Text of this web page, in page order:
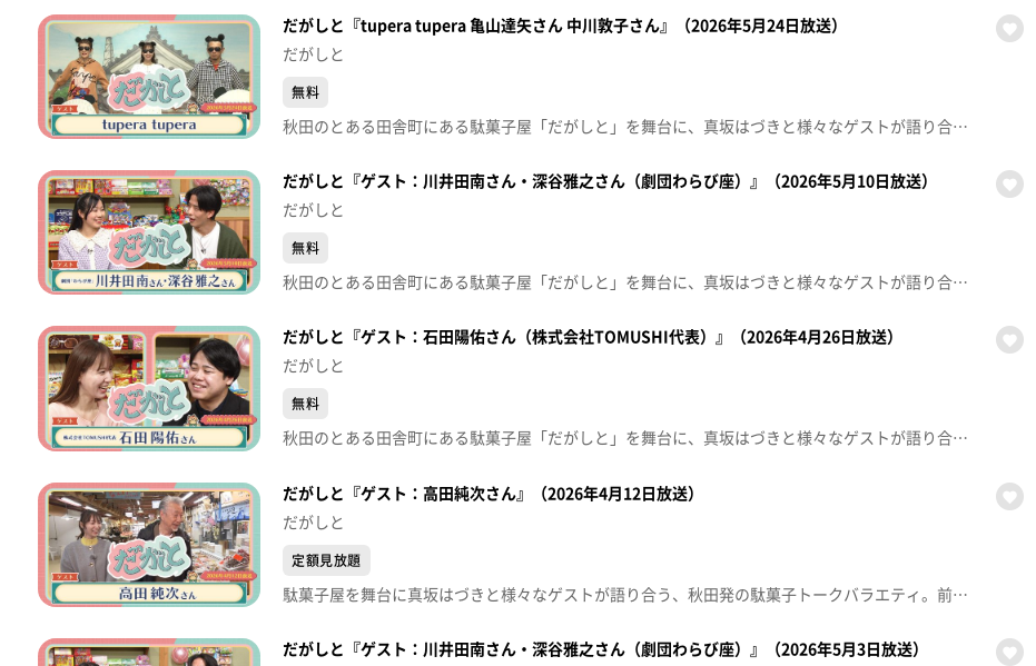
だがしと『tupera tupera 亀山達矢さん 中川敦子さん』（2026年5月24日放送）
だがしと
無料
秋田のとある田舎町にある駄菓子屋「だがしと」を舞台に、真坂はづきと様々なゲストが語り合う秋田発の駄菓子トークバラエティ。お客さんは引き続き、絵本や舞台美術で活躍する、tupera tuperaの亀山達矢さん、中川敦子さん。「うんこしりとり」は、亀山さんが幼少期から続けていた“うんこしりとり”遊びが原点だった！？テンポよくうんこしりとり対決！さらに「わくせいキャベジ動物図鑑」の不思議な世界を深掘り。真坂はづきが発見した、新種動物を実際にイラスト化！tupera tuperaを間近に感じられる展覧会会場へ向かい作品の魅力を体感！【放送局】秋田朝日放送【放送日】2026年5月24日
だがしと『ゲスト：川井田南さん・深谷雅之さん（劇団わらび座）』（2026年5月10日放送）
だがしと
無料
秋田のとある田舎町にある駄菓子屋「だがしと」を舞台に、真坂はづきと様々なゲストが語り合う秋田発の駄菓子トークバラエティ。前回に引き続き、お客さんは仙北市を拠点に活動する劇団わらび座の俳優、川井田南さんと深谷雅之さん。「最近のマイブームは？」、「つい買ってしまうものは？」など一問一答で川井田さんと深谷さんをもっと深掘り！さらに、誰が酸っぱい駄菓子や苦いお茶を食べたり飲んだりしているかを当てる演技対決も。一体誰が嘘をついているのか。【放送局】秋田朝日放送【放送日】2026年5月10日
だがしと『ゲスト：石田陽佑さん（株式会社TOMUSHI代表）』（2026年4月26日放送）
だがしと
無料
秋田のとある田舎町にある駄菓子屋「だがしと」を舞台に、真坂はづきと様々なゲストが語り合う秋田発の駄菓子トークバラエティ。今回のゲストは、カブトムシで循環型社会を目指すTOMUSHI代表・石田陽佑さん。実は今も家出中！？その真相とは？14歳で家を飛び出し、頼ったのは祖父母の存在。祖父母に支えられながら過ごした日々、そして高校中退に難関有名大学進学。“普通じゃない人生”の裏にある、驚きのストーリーに迫ります。【放送局】秋田朝日放送【放送日】2026年4月26日
だがしと『ゲスト：高田純次さん』（2026年4月12日放送）
だがしと
定額見放題
駄菓子屋を舞台に真坂はづきと様々なゲストが語り合う、秋田発の駄菓子トークバラエティ。前回に続き、ドラマやバラエティで活躍する高田純次さんを“お客さん”に迎え、長年地域に親しまれる商店や“秋田の台所”を巡る。懐かしの駄菓子に、軽快なトークも炸裂！秋田の魅力を詰め込んだ、だがしと流の “散歩”をお届けする。【放送局】秋田朝日放送【放送日】2026年4月12日
だがしと『ゲスト：川井田南さん・深谷雅之さん（劇団わらび座）』（2026年5月3日放送）